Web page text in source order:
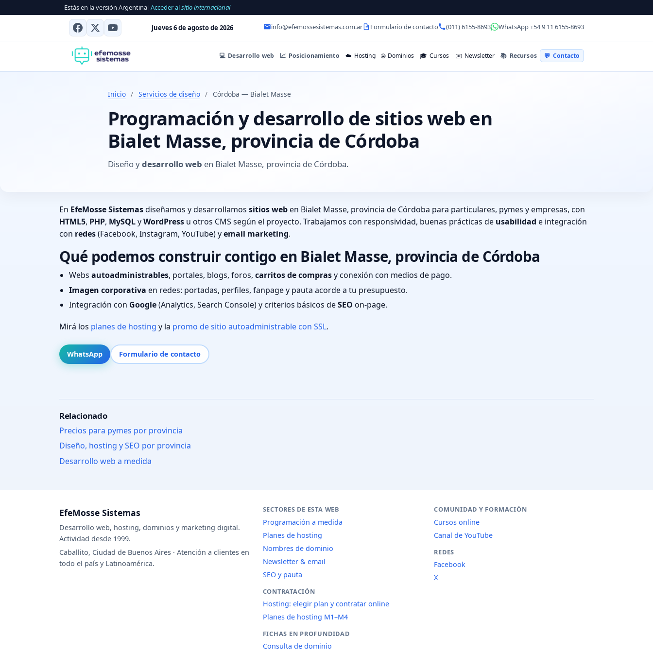
Estás en la versión Argentina|Acceder alsitio internacional
Jueves 6 de agosto de 2026 info@efemossesistemas.com.ar Formulario de contacto (011) 6155-8693 WhatsApp +54 9 11 6155-8693
💻 Desarrollo web 📈 Posicionamiento ☁️ Hosting 🌐 Dominios 🎓 Cursos ✉️ Newsletter 📚 Recursos 💬 Contacto
Inicio / Servicios de diseño / Córdoba — Bialet Masse
Programación y desarrollo de sitios web en
Bialet Masse, provincia de Córdoba
Diseño ydesarrollo web en Bialet Masse, provincia de Córdoba.
En EfeMosse Sistemasdiseñamos y desarrollamos sitios weben Bialet Masse, provincia de Córdoba para particulares, pymes y empresas, con
HTML5, PHP, MySQLyWordPress u otros CMS según el proyecto. Trabajamos con responsividad, buenas prácticas de usabilidad e integración
con redes(Facebook, Instagram, YouTube) yemail marketing.
Qué podemos construir contigo en Bialet Masse, provincia de Córdoba
Webs autoadministrables, portales, blogs, foros, carritos de comprasy conexión con medios de pago.
Imagen corporativa en redes: portadas, perfiles, fanpage y pauta acorde a tu presupuesto.
Integración con Google(Analytics, Search Console) y criterios básicos deSEO on-page.
Mirá los planes de hosting y la promo de sitio autoadministrable con SSL.
WhatsApp Formulario de contacto
Relacionado
Precios para pymes por provincia
Diseño, hosting y SEO por provincia
Desarrollo web a medida
EfeMosse Sistemas
Desarrollo web, hosting, dominios y marketing digital.
Actividad desde 1999.
Caballito, Ciudad de Buenos Aires · Atención a clientes en
todo el país y Latinoamérica.
SECTORES DE ESTA WEB
Programación a medida
Planes de hosting
Nombres de dominio
Newsletter & email
SEO y pauta
CONTRATACIÓN
Hosting: elegir plan y contratar online
Planes de hosting M1–M4
FICHAS EN PROFUNDIDAD
Consulta de dominio
COMUNIDAD Y FORMACIÓN
Cursos online
Canal de YouTube
REDES
Facebook
X